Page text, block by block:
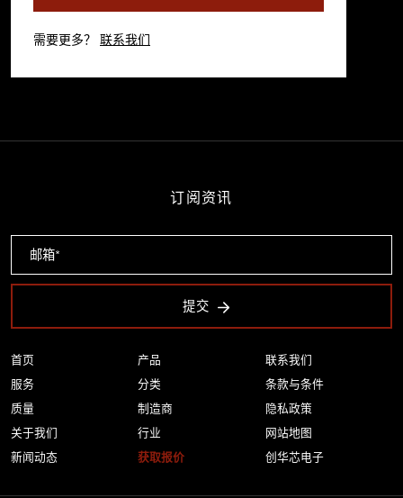
需要更多？ 联系我们
首页
服务
质量
关于我们
新闻动态
产品
分类
制造商
行业
获取报价
联系我们
条款与条件
隐私政策
网站地图
创华芯电子
订阅资讯
提交